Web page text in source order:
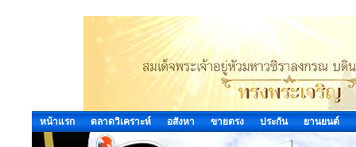
หน้าแรก ตลาดวิเคราะห์ อสังหา ขายตรง ประกัน ยานยนต์